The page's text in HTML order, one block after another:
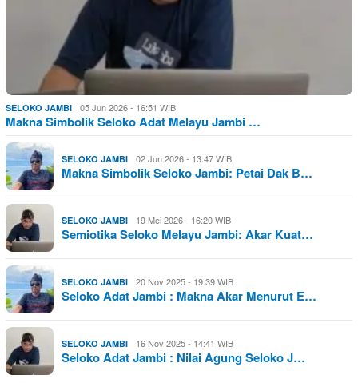
SELOKO JAMBI 05 Jun 2026 - 16:51 WIB
Makna Simbolik Seloko Adat Melayu Jambi …
SELOKO JAMBI 02 Jun 2026 - 13:47 WIB
Makna Simbolik Seloko Jambi: Petai Dak B…
SELOKO JAMBI 19 Mei 2026 - 16:20 WIB
Semiotika Seloko Melayu Jambi: Akar Kuat…
SELOKO JAMBI 20 Nov 2025 - 19:39 WIB
Seloko Adat Jambi : Makna Akar Menurut E…
SELOKO JAMBI 16 Nov 2025 - 14:41 WIB
Seloko Adat Jambi : Nilai Agung Seloko J…